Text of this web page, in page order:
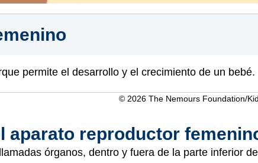
permite el desarrollo y el crecimiento de un bebé.
© 2026 The Nemours Foundation/
aparato reproductor
órganos, dentro y fuera de la parte inferior